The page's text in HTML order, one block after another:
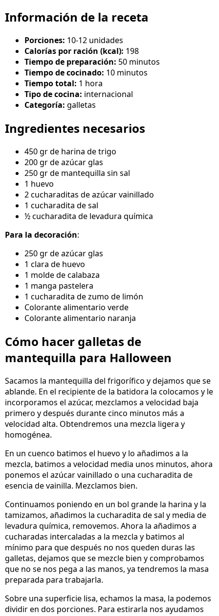
Información de la receta
Porciones: 10-12 unidades
Calorías por ración (kcal): 198
Tiempo de preparación: 50 minutos
Tiempo de cocinado: 10 minutos
Tiempo total: 1 hora
Tipo de cocina: internacional
Categoría: galletas
Ingredientes necesarios
450 gr de harina de trigo
200 gr de azúcar glas
250 gr de mantequilla sin sal
1 huevo
2 cucharaditas de azúcar vainillado
1 cucharadita de sal
½ cucharadita de levadura química
Para la decoración:
250 gr de azúcar glas
1 clara de huevo
1 molde de calabaza
1 manga pastelera
1 cucharadita de zumo de limón
Colorante alimentario verde
Colorante alimentario naranja
Cómo hacer galletas de
mantequilla para Halloween
Sacamos la mantequilla del frigorífico y dejamos que se
ablande. En el recipiente de la batidora la colocamos y le
incorporamos el azúcar, mezclamos a velocidad baja
primero y después durante cinco minutos más a
velocidad alta. Obtendremos una mezcla ligera y
homogénea.
En un cuenco batimos el huevo y lo añadimos a la
mezcla, batimos a velocidad media unos minutos, ahora
ponemos el azúcar vainillado o una cucharadita de
esencia de vainilla. Mezclamos bien.
Continuamos poniendo en un bol grande la harina y la
tamizamos, añadimos la cucharadita de sal y media de
levadura química, removemos. Ahora la añadimos a
cucharadas intercaladas a la mezcla y batimos al
mínimo para que después no nos queden duras las
galletas, dejamos que se mezcle bien y comprobamos
que no se nos pega a las manos, ya tendremos la masa
preparada para trabajarla.
Sobre una superficie lisa, echamos la masa, la podemos
dividir en dos porciones. Para estirarla nos ayudamos